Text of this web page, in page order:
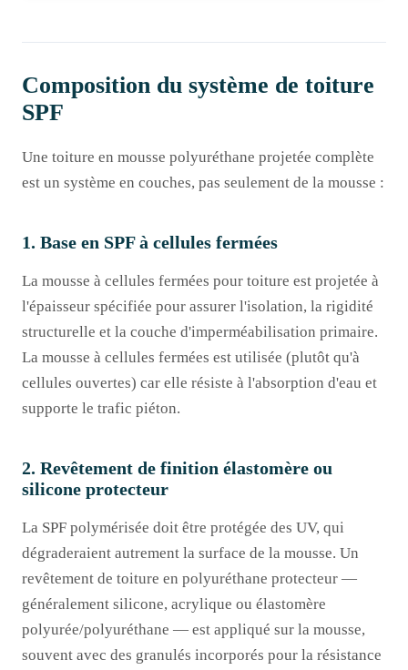
Composition du système de toiture
SPF
Une toiture en mousse polyuréthane projetée complète
est un système en couches, pas seulement de la mousse :
1. Base en SPF à cellules fermées
La mousse à cellules fermées pour toiture est projetée à
l'épaisseur spécifiée pour assurer l'isolation, la rigidité
structurelle et la couche d'imperméabilisation primaire.
La mousse à cellules fermées est utilisée (plutôt qu'à
cellules ouvertes) car elle résiste à l'absorption d'eau et
supporte le trafic piéton.
2. Revêtement de finition élastomère ou
silicone protecteur
La SPF polymérisée doit être protégée des UV, qui
dégraderaient autrement la surface de la mousse. Un
revêtement de toiture en polyuréthane protecteur —
généralement silicone, acrylique ou élastomère
polyurée/polyuréthane — est appliqué sur la mousse,
souvent avec des granulés incorporés pour la résistance